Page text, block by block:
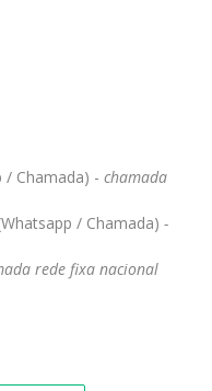
/ Chamada) - chamada
/ Chamada) -
rede fixa nacional